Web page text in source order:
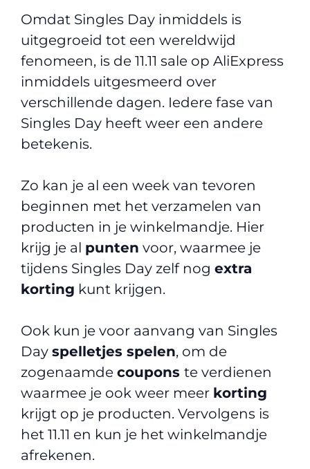
Omdat Singles Day inmiddels is
uitgegroeid tot een wereldwijd
fenomeen, is de 11.11 sale op AliExpress
inmiddels uitgesmeerd over
verschillende dagen. Iedere fase van
Singles Day heeft weer een andere
betekenis.
Zo kan je al een week van tevoren
beginnen met het verzamelen van
producten in je winkelmandje. Hier
krijg je al punten voor, waarmee je
tijdens Singles Day zelf nog extra
korting kunt krijgen.
Ook kun je voor aanvang van Singles
Day spelletjes spelen, om de
zogenaamde coupons te verdienen
waarmee je ook weer meer korting
krijgt op je producten. Vervolgens is
het 11.11 en kun je het winkelmandje
afrekenen.